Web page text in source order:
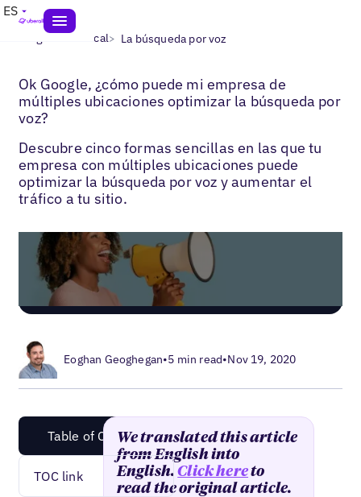
ES
Blogs> SEO local> La búsqueda por voz
Ok Google, ¿cómo puede mi empresa de
múltiples ubicaciones optimizar la búsqueda por
voz?
Descubre cinco formas sencillas en las que tu
empresa con múltiples ubicaciones puede
optimizar la búsqueda por voz y aumentar el
tráfico a tu sitio.
Eoghan Geoghegan•5 min read•Nov 19, 2020
Table of Content
TOC link
We translated this article
from English into
English.Click hereto
read the original article.